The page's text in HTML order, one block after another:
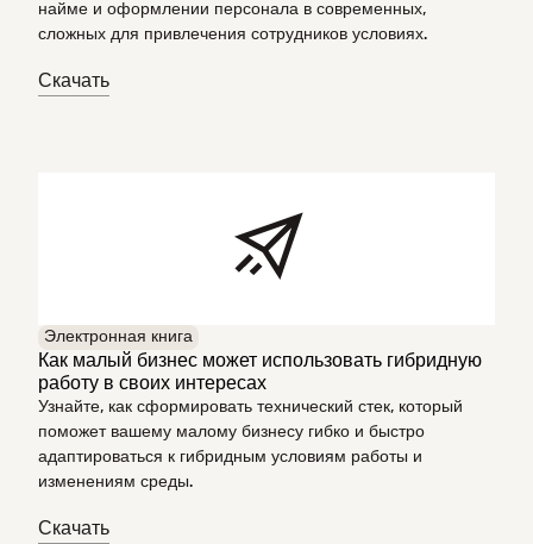
найме и оформлении персонала в современных,
сложных для привлечения сотрудников условиях.
Скачать
Электронная книга
Как малый бизнес может использовать гибридную
работу в своих интересах
Узнайте, как сформировать технический стек, который
поможет вашему малому бизнесу гибко и быстро
адаптироваться к гибридным условиям работы и
изменениям среды.
Скачать